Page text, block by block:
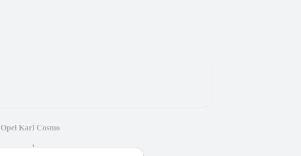
Opel Karl Cosmo
4.480 €¹